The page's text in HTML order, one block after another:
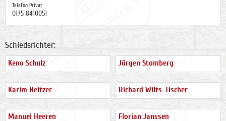
Telefon Privat
0175 8410051
Schiedsrichter:
Keno Schulz Jürgen Stomberg
Karim Heitzer Richard Wilts-Tischer
Manuel Heeren Florian Janssen